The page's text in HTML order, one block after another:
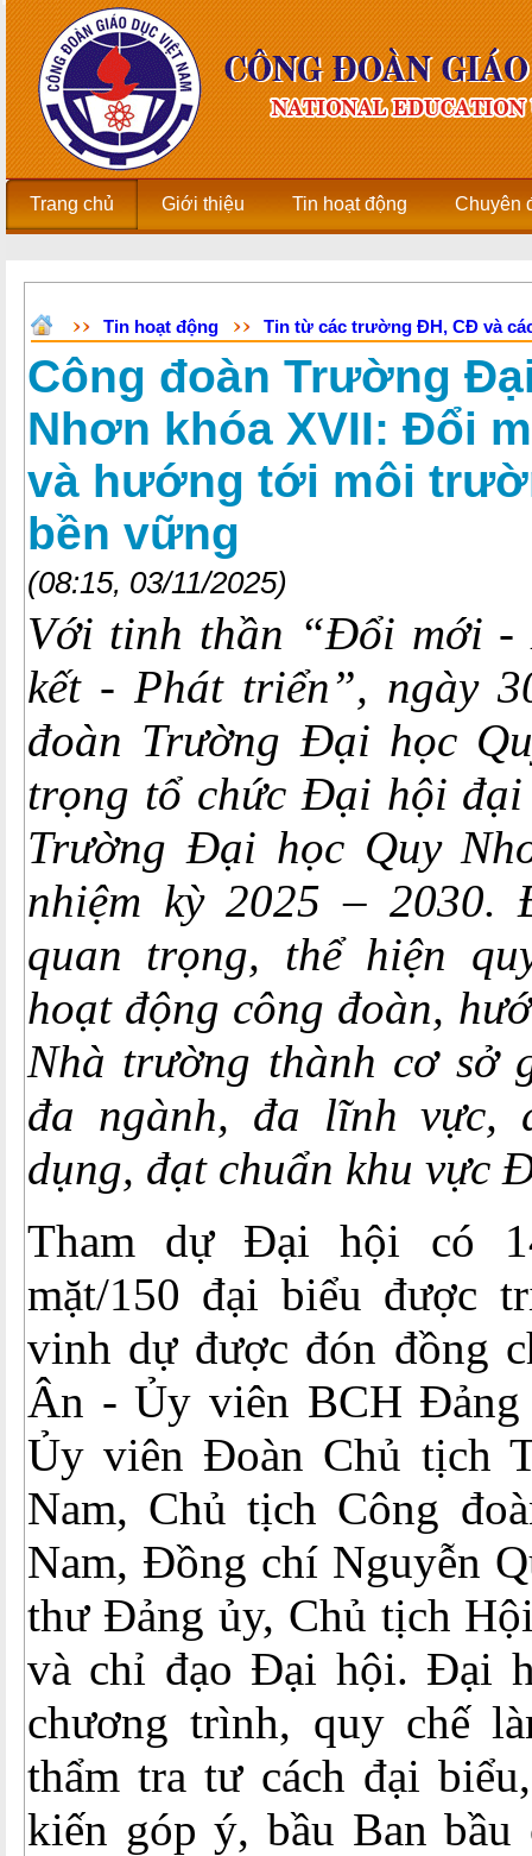
Trang chủ Giới thiệu Tin hoạt động Chuyên
Tin hoạt động Tin từ các trường ĐH, CĐ và
Công đoàn Trường
Nhơn khóa XVII: Đổi
và hướng tới môi
bền vững
(08:15, 03/11/2025)
Với tinh thần “Đổi mới -
kết - Phát triển”, ngày
đoàn Trường Đại học
trọng tổ chức Đại hội đại
Trường Đại học Quy
nhiệm kỳ 2025 – 2030.
quan trọng, thể hiện
hoạt động công đoàn,
Nhà trường thành cơ sở
đa ngành, đa lĩnh vực,
dụng, đạt chuẩn khu vực
Tham dự Đại hội có
mặt/150 đại biểu được
vinh dự được đón đồng
Ân - Ủy viên BCH
Ủy viên Đoàn Chủ tịch
Nam, Chủ tịch Công
Nam, Đồng chí Nguyễn
thư Đảng ủy, Chủ tịch
và chỉ đạo Đại hội. Đại
chương trình, quy chế
thẩm tra tư cách đại
kiến góp ý, bầu Ban bầu